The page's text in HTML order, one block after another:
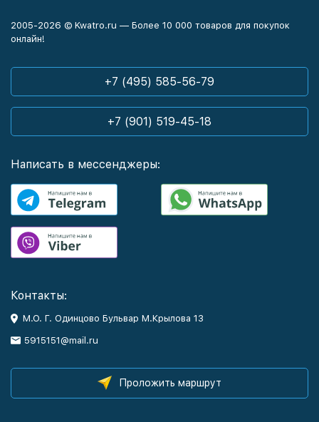
2005-2026 © Kwatro.ru — Более 10 000 товаров для покупок
онлайн!
+7 (495) 585-56-79
+7 (901) 519-45-18
Написать в мессенджеры:
Контакты:
М.О. Г. Одинцово Бульвар М.Крылова 13
5915151@mail.ru
Проложить маршрут